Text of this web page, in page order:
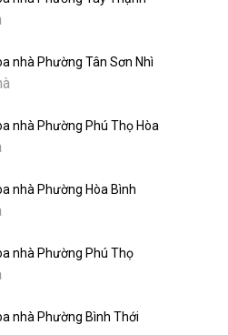
nhà Phường Tân Sơn Nhì
nhà Phường Phú Thọ Hòa
nhà Phường Hòa Bình
nhà Phường Phú Thọ
nhà Phường Bình Thới